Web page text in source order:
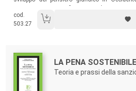
rispondere criticamente alle domande che
propone ancor oggi, sollevando problemi più
cod.
503.27
Autori:
Titolo:
LA PENA SOSTENIBILE
Teoria e prassi della